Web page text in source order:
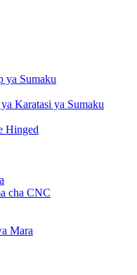
ya Sumaku
Karatasi ya Sumaku
Hinged
cha CNC
Mara